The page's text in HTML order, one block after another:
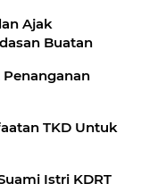
Ajak
Buatan
TKD Untuk
Istri KDRT